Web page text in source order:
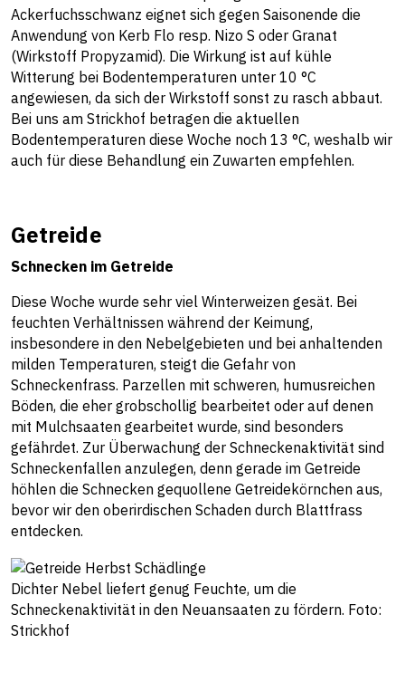
Ackerfuchsschwanz eignet sich gegen Saisonende die
Anwendung von Kerb Flo resp. Nizo S oder Granat
(Wirkstoff Propyzamid). Die Wirkung ist auf kühle
Witterung bei Bodentemperaturen unter 10 °C
angewiesen, da sich der Wirkstoff sonst zu rasch abbaut.
Bei uns am Strickhof betragen die aktuellen
Bodentemperaturen diese Woche noch 13 °C, weshalb wir
auch für diese Behandlung ein Zuwarten empfehlen.
Getreide
Schnecken im Getreide
Diese Woche wurde sehr viel Winterweizen gesät. Bei
feuchten Verhältnissen während der Keimung,
insbesondere in den Nebelgebieten und bei anhaltenden
milden Temperaturen, steigt die Gefahr von
Schneckenfrass. Parzellen mit schweren, humusreichen
Böden, die eher grobschollig bearbeitet oder auf denen
mit Mulchsaaten gearbeitet wurde, sind besonders
gefährdet. Zur Überwachung der Schneckenaktivität sind
Schneckenfallen anzulegen, denn gerade im Getreide
höhlen die Schnecken gequollene Getreidekörnchen aus,
bevor wir den oberirdischen Schaden durch Blattfrass
entdecken.
Dichter Nebel liefert genug Feuchte, um die
Schneckenaktivität in den Neuansaaten zu fördern. Foto:
Strickhof